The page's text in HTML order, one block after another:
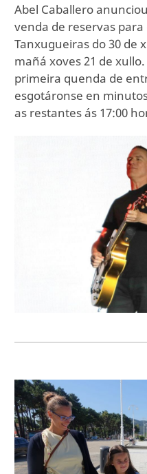
Abel Caballero
venda de reservas para
Tanxugueiras do 30 de
mañá xoves 21 de
primeira quenda de
esgotáronse en
as restantes ás 17:00